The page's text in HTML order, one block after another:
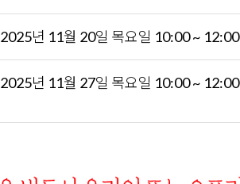
2025년 11월 20일 목요일 10:00 ~ 12:00
2025년 11월 27일 목요일 10:00 ~ 12:00